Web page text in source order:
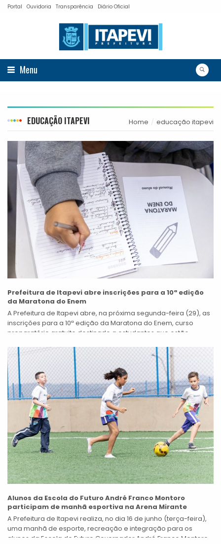
Portal Ouvidoria Transparência Diário Oficial
Menu
EDUCAÇÃO ITAPEVI Home educação itapevi
Prefeitura de Itapevi abre inscrições para a 10ª edição
da Maratona do Enem
A Prefeitura de Itapevi abre, na próxima segunda-feira (29), as
inscrições para a 10ª edição da Maratona do Enem, curso
preparatório gratuito destinado a estudantes que estão
Alunos da Escola do Futuro André Franco Montoro
participam de manhã esportiva na Arena Mirante
A Prefeitura de Itapevi realiza, no dia 16 de junho (terça-feira),
uma manhã de esporte, recreação e integração para os
alunos da Escola do Futuro Governador André Franco Montoro.